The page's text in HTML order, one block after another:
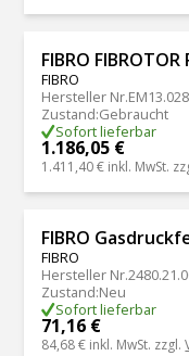
FIBRO
FIBRO
Hersteller Nr.
Zustand:Gebraucht
Sofort lieferbar
1.186,05 €
1.411,40 € inkl. MwSt.
FIBRO
FIBRO
Hersteller Nr.
Zustand:Neu
Sofort lieferbar
71,16 €
84,68 € inkl. MwSt. zzgl.